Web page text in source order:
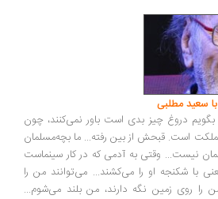
سعید مطلبی
بگویم دروغ چیز بدی است باور نمی‌کنند، چون
است. قبحش از بین رفته... ما بچه‌مسلمان
نیست... وقتی به آدمی که در کار سینماست
با شکنجه او را می‌کشند... می‌توانند من را
من را روی زمین نگه دارند، من بلند می‌شوم...